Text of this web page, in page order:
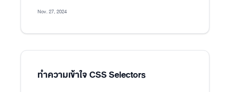
Nov. 27, 2024
ทำความเข้าใจ CSS Selectors